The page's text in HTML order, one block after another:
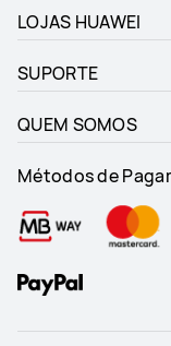
LOJAS HUAWEI
SUPORTE
QUEM SOMOS
Métodos de